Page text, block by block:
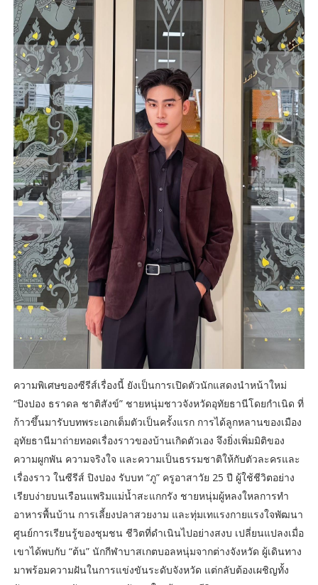
ความพิเศษของซีรีส์เรื่องนี้ ยังเป็นการเปิดตัวนักแสดงนำหน้าใหม่
“ปิงปอง ธราดล ชาติสังข์” ชายหนุ่มชาวจังหวัดอุทัยธานีโดยกำเนิด ที่
ก้าวขึ้นมารับบทพระเอกเต็มตัวเป็นครั้งแรก การได้ลูกหลานของเมือง
อุทัยธานีมาถ่ายทอดเรื่องราวของบ้านเกิดตัวเอง จึงยิ่งเพิ่มมิติของ
ความผูกพัน ความจริงใจ และความเป็นธรรมชาติให้กับตัวละครและ
เรื่องราว ในซีรีส์ ปิงปอง รับบท “ภู” ครูอาสาวัย 25 ปี ผู้ใช้ชีวิตอย่าง
เรียบง่ายบนเรือนแพริมแม่น้ำสะแกกรัง ชายหนุ่มผู้หลงใหลการทำ
อาหารพื้นบ้าน การเลี้ยงปลาสวยงาม และทุ่มเทแรงกายแรงใจพัฒนา
ศูนย์การเรียนรู้ของชุมชน ชีวิตที่ดำเนินไปอย่างสงบ เปลี่ยนแปลงเมื่อ
เขาได้พบกับ “ต้น” นักกีฬาบาสเกตบอลหนุ่มจากต่างจังหวัด ผู้เดินทาง
มาพร้อมความฝันในการแข่งขันระดับจังหวัด แต่กลับต้องเผชิญทั้ง